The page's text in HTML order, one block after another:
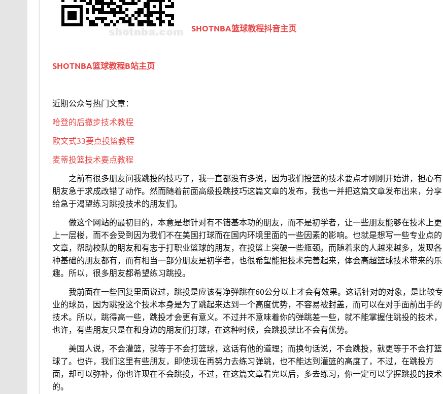
SHOTNBA篮球教程抖音主页
SHOTNBA篮球教程B站主页
近期公众号热门文章：
哈登的后撤步技术教程
欧文式33要点投篮教程
麦蒂投篮技术要点教程
之前有很多朋友问我跳投的技巧了，我一直都没有多说，因为我们投篮的技术要点才刚刚开始讲，担心有
朋友急于求成改错了动作。然而随着前面高级投跳技巧这篇文章的发布，我也一并把这篇文章发布出来，分享
给急于渴望练习跳投技术的朋友们。
做这个网站的最初目的，本意是想针对有不错基本功的朋友，而不是初学者，让一些朋友能够在技术上更
上一层楼，而不会受到因为我们不在美国打球而在国内环境里面的一些因素的影响。也就是想写一些专业点的
文章，帮助校队的朋友和有志于打职业篮球的朋友，在投篮上突破一些瓶颈。而随着来的人越来越多，发现各
种基础的朋友都有，而有相当一部分朋友是初学者，也很希望能把技术完善起来，体会高超篮球技术带来的乐
趣。所以，很多朋友都希望练习跳投。
我前面在一些回复里面说过，跳投是应该有净弹跳在60公分以上才会有效果。这话针对的对象，是比较专
业的球员，因为跳投这个技术本身是为了跳起来达到一个高度优势，不容易被封盖，而可以在对手面前出手的
技术。所以，跳得高一些，跳投才会更有意义。不过并不意味着你的弹跳差一些，就不能掌握住跳投的技术，
也许，有些朋友只是在和身边的朋友们打球，在这种时候，会跳投就比不会有优势。
美国人说，不会灌篮，就等于不会打篮球，这话有他的道理；而换句话说，不会跳投，就更等于不会打篮
球了。也许，我们这里有些朋友，即使现在再努力去练习弹跳，也不能达到灌篮的高度了，不过，在跳投方
面，却可以弥补，你也许现在不会跳投，不过，在这篇文章看完以后，多去练习，你一定可以掌握跳投的技术
的。